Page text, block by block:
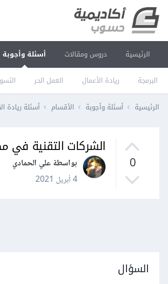
الرئيسية دروس ومقالات أسئلة وأجوبة
البرمجة ريادة الأعمال العمل الحر
الرئيسية أسئلة وأجوبة الأقسام أسئلة ريادة
0
الشركات التقنية في
بواسطة علي الحمادي
4 أبريل 2021
السؤال